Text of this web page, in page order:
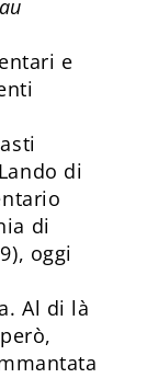
e
di
di
oggi
Al di là